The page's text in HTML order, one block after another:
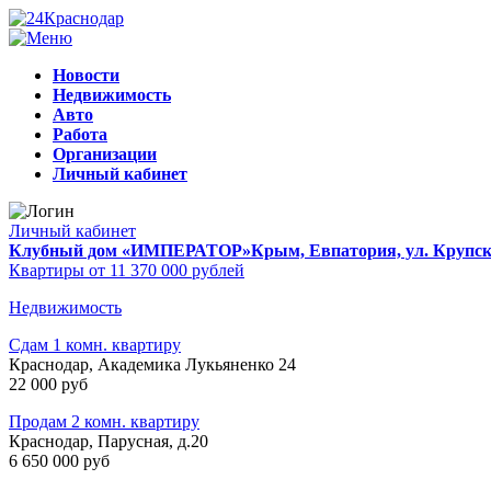
Новости
Недвижимость
Авто
Работа
Организации
Личный кабинет
Личный кабинет
Клубный дом «ИМПЕРАТОР»Крым, Евпатория, ул.
Квартиры от 11 370 000 рублей
Недвижимость
Сдам 1 комн. квартиру
Краснодар, Академика Лукьяненко 24
22 000 руб
Продам 2 комн. квартиру
Краснодар, Парусная, д.20
6 650 000 руб